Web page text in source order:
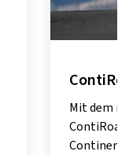
Mit dem